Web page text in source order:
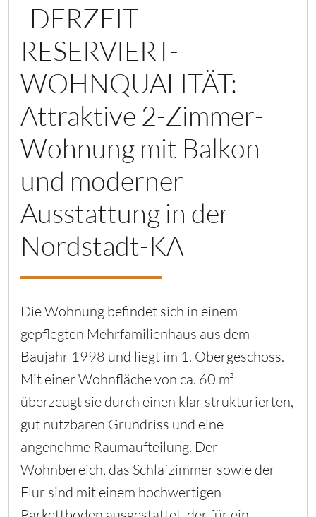
-DERZEIT
RESERVIERT-
WOHNQUALITÄT:
Attraktive 2-Zimmer-
Wohnung mit Balkon
und moderner
Ausstattung in der
Nordstadt-KA
Die Wohnung befindet sich in einem
gepflegten Mehrfamilienhaus aus dem
Baujahr 1998 und liegt im 1. Obergeschoss.
Mit einer Wohnfläche von ca. 60 m²
überzeugt sie durch einen klar strukturierten,
gut nutzbaren Grundriss und eine
angenehme Raumaufteilung. Der
Wohnbereich, das Schlafzimmer sowie der
Flur sind mit einem hochwertigen